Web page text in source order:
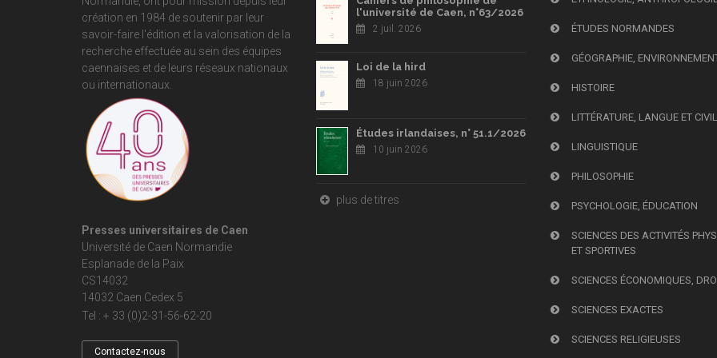
création en 1984 de soutenir par leur
savoir-faire l'édition et la valorisation de la
recherche effectuée au sein des équipes
caennaises et de leurs réseaux nationaux
ou internationaux.
Presses universitaires de Caen
Université de Caen Normandie
Esplanade de la Paix
CS14032
14032 Caen Cedex 5
Tel : + 33 (0)2-31-56-62-20
Contactez-nous
l'université de Caen, n°63/2026
2 juil. 2026
Loi de la hird
18 juin 2026
Études irlandaises, n° 51.1/2026
10 juin 2026
plus de titres
ÉTUDES NORMANDES
GÉOGRAPHIE,
HISTOIRE
LITTÉRATURE, LANGUE ET
LINGUISTIQUE
PHILOSOPHIE
PSYCHOLOGIE, ÉDUCATION
SCIENCES DES ACTIVITÉS
ET SPORTIVES
SCIENCES ÉCONOMIQUES,
SCIENCES EXACTES
SCIENCES RELIGIEUSES